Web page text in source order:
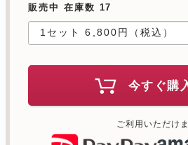
販売中 在庫数 17
今すぐ購
ご利用いただけ